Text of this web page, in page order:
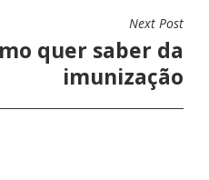
Next Post
quer saber da
imunização